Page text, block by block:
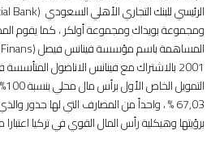
ومجموعة بويداك ومجموعة أولكر ، كما يقوم
67,03 % ، واحداً من المصارف التي لها جذور
برؤيتها وهيكلية رأس المال القوي في تركيا اعتبارا من عام 2005 إلى